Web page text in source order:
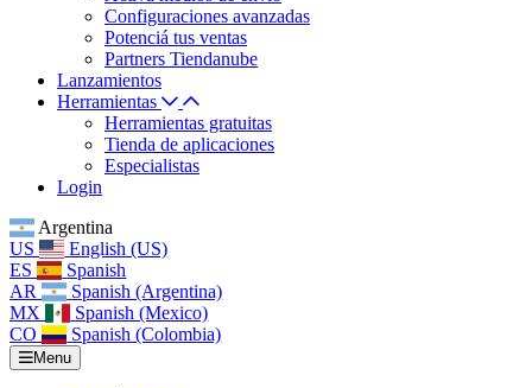
Configuraciones avanzadas
Potenciá tus ventas
Partners Tiendanube
Lanzamientos
Herramientas
Herramientas gratuitas
Tienda de aplicaciones
Especialistas
Login
Argentina
US
English (US)
ES
Spanish
AR
Spanish (Argentina)
MX
Spanish (Mexico)
CO
Spanish (Colombia)
Menu